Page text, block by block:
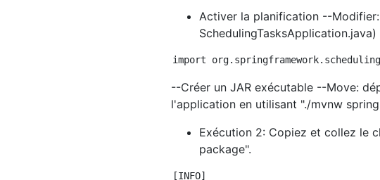
Activer la planification --
SchedulingTasksApplication.java)
--Créer un JAR exécutable --Move:
l'application en utilisant "./mvnw
Exécution 2: Copiez et collez le
package".
[INFO]